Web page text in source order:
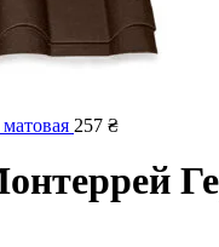
257 ₴